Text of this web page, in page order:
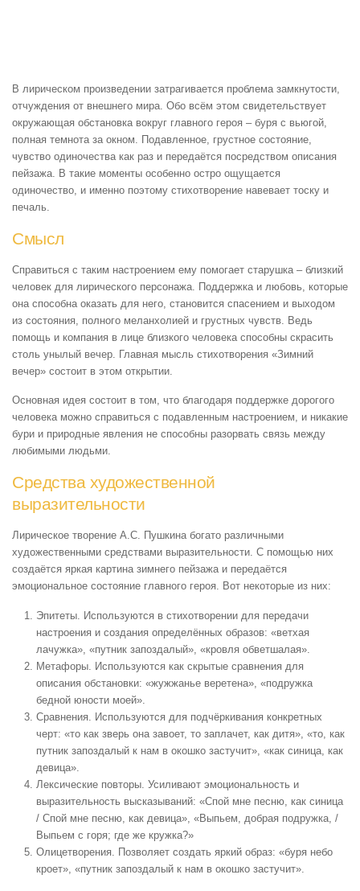
В лирическом произведении затрагивается проблема замкнутости,
отчуждения от внешнего мира. Обо всём этом свидетельствует
окружающая обстановка вокруг главного героя – буря с вьюгой,
полная темнота за окном. Подавленное, грустное состояние,
чувство одиночества как раз и передаётся посредством описания
пейзажа. В такие моменты особенно остро ощущается
одиночество, и именно поэтому стихотворение навевает тоску и
печаль.
Смысл
Справиться с таким настроением ему помогает старушка – близкий
человек для лирического персонажа. Поддержка и любовь, которые
она способна оказать для него, становится спасением и выходом
из состояния, полного меланхолией и грустных чувств. Ведь
помощь и компания в лице близкого человека способны скрасить
столь унылый вечер. Главная мысль стихотворения «Зимний
вечер» состоит в этом открытии.
Основная идея состоит в том, что благодаря поддержке дорогого
человека можно справиться с подавленным настроением, и никакие
бури и природные явления не способны разорвать связь между
любимыми людьми.
Средства художественной
выразительности
Лирическое творение А.С. Пушкина богато различными
художественными средствами выразительности. С помощью них
создаётся яркая картина зимнего пейзажа и передаётся
эмоциональное состояние главного героя. Вот некоторые из них:
Эпитеты. Используются в стихотворении для передачи
настроения и создания определённых образов: «ветхая
лачужка», «путник запоздалый», «кровля обветшалая».
Метафоры. Используются как скрытые сравнения для
описания обстановки: «жужжанье веретена», «подружка
бедной юности моей».
Сравнения. Используются для подчёркивания конкретных
черт: «то как зверь она завоет, то заплачет, как дитя», «то, как
путник запоздалый к нам в окошко застучит», «как синица, как
девица».
Лексические повторы. Усиливают эмоциональность и
выразительность высказываний: «Спой мне песню, как синица
/ Спой мне песню, как девица», «Выпьем, добрая подружка, /
Выпьем с горя; где же кружка?»
Олицетворения. Позволяет создать яркий образ: «буря небо
кроет», «путник запоздалый к нам в окошко застучит».